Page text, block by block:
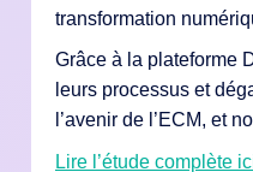
transformation
Grâce à la plateforme
leurs processus et
l’avenir de l’ECM, et
Lire l’étude complète